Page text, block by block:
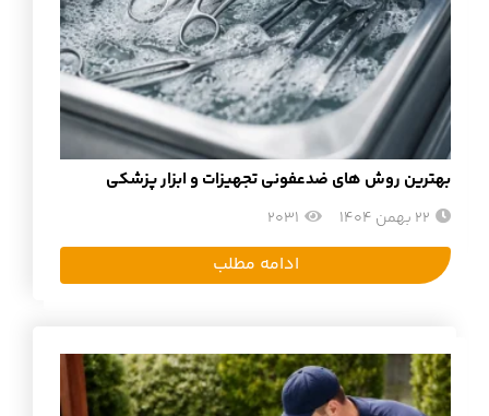
بهترین روش های ضدعفونی تجهیزات و ابزار پزشکی
22 بهمن 1404 2031
ادامه مطلب